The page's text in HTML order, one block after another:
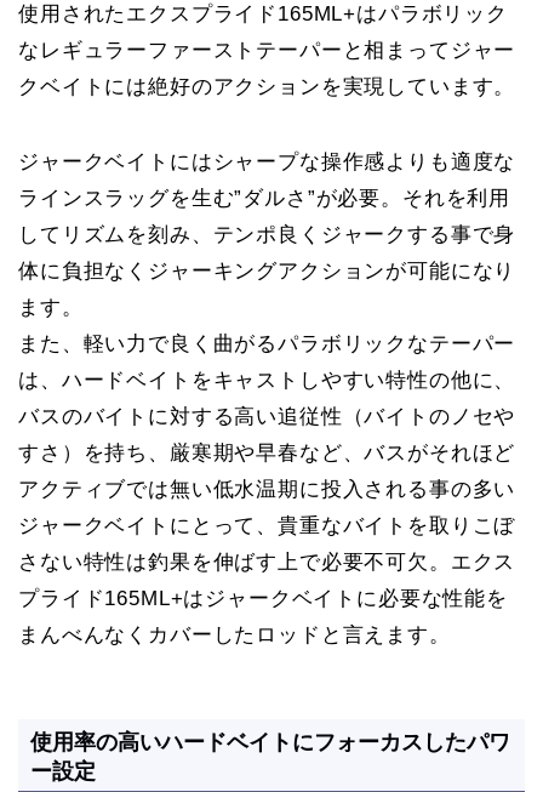
使用されたエクスプライド165ML+はパラボリック
なレギュラーファーストテーパーと相まってジャー
クベイトには絶好のアクションを実現しています。
ジャークベイトにはシャープな操作感よりも適度な
ラインスラッグを生む”ダルさ”が必要。それを利用
してリズムを刻み、テンポ良くジャークする事で身
体に負担なくジャーキングアクションが可能になり
ます。
また、軽い力で良く曲がるパラボリックなテーパー
は、ハードベイトをキャストしやすい特性の他に、
バスのバイトに対する高い追従性（バイトのノセや
すさ）を持ち、厳寒期や早春など、バスがそれほど
アクティブでは無い低水温期に投入される事の多い
ジャークベイトにとって、貴重なバイトを取りこぼ
さない特性は釣果を伸ばす上で必要不可欠。エクス
プライド165ML+はジャークベイトに必要な性能を
まんべんなくカバーしたロッドと言えます。
使用率の高いハードベイトにフォーカスしたパワ
ー設定